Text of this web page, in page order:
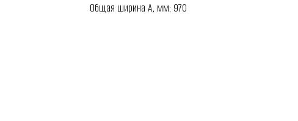
Общая ширина A, мм: 970